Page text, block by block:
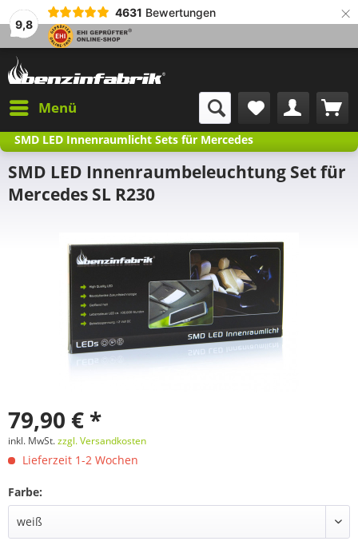
9,8
4631 Bewertungen ×
Menü
SMD LED Innenraumlicht Sets für Mercedes
SMD LED Innenraumbeleuchtung Set für
Mercedes SL R230
79,90 € *
inkl. MwSt.zzgl. Versandkosten
Lieferzeit 1-2 Wochen
Farbe: